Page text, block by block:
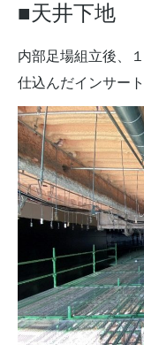
■天井下地
内部足場組立後、
仕込んだインサー